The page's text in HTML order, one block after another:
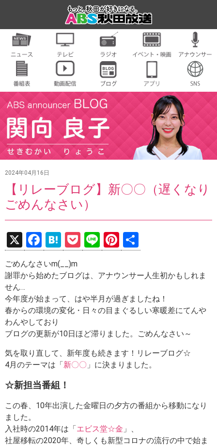
2024年04月16日
【リレーブログ】新〇〇（遅くなり
ごめんなさい）
X
F
a
ce
o
o
k
H
at
e
a
P
o
ck
Li
n
e
Pi
nt
er
t
有
ごめんなさいm(__)m
謝罪から始めたブログは、アナウンサー人生初かもしれま
せん…
今年度が始まって、はや半月が過ぎましたね！
春からの環境の変化・日々の目まぐるしい寒暖差にてんや
わんやしており
ブログの更新が10日ほど滞りました。ごめんなさい～
気を取り直して、新年度も続きます！リレーブログ☆
4月のテーマは「 新〇〇 」に決まりました。
☆新担当番組！
この春、10年出演した金曜日の夕方の番組から移動になり
ました。
入社時の2014年は「 エビス堂☆金 」、
社屋移転の2020年、奇しくも新型コロナの流行の中で始ま